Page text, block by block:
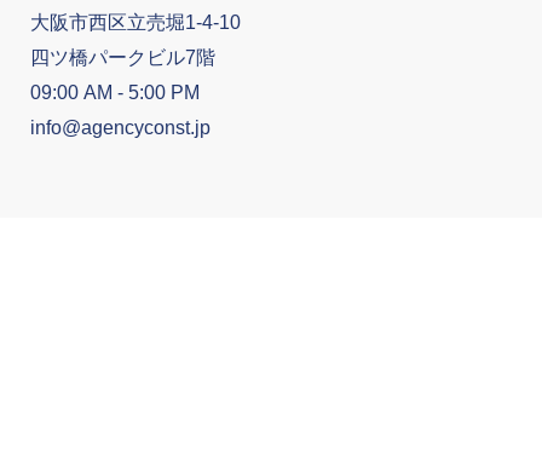
大阪市西区立売堀1-4-10
四ツ橋パークビル7階
09:00 AM - 5:00 PM
info@agencyconst.jp